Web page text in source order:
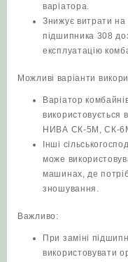
варіатора.
Знижує витрати на
підшипника 308
експлуатацію
Можливі варіанти
Варіатор
використовується
НИВА СК-5М, СК-
Інші
може
машинах, де
зношування.
Важливо:
При заміні
використовувати